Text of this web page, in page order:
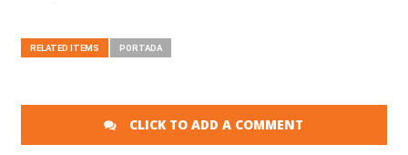
RELATED ITEMS PORTADA
CLICK TO ADD A COMMENT